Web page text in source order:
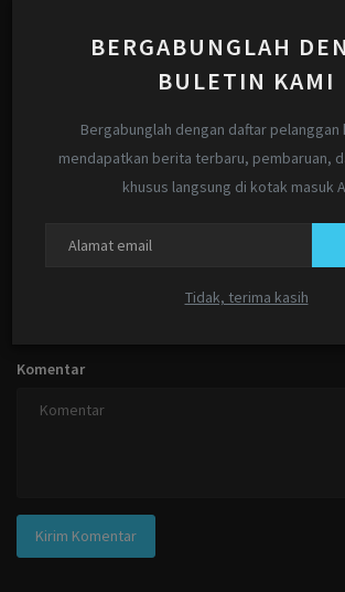
BERGABUNGLAH
BULETIN KAMI
Bergabunglah dengan daftar pelanggan
mendapatkan berita terbaru, pembaruan,
khusus langsung di kotak masuk
Tidak, terima kasih
AktualitasNews Mei 13, 2024 0
KOMENTAR KOMENTAR FACEBOOK
Komentar
Kirim Komentar